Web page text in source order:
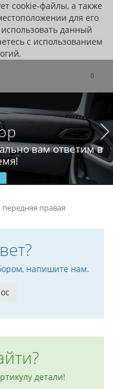
cookie-файлы, а также
для его
данный
с использованием
0
вам ответим в
правая
напишите нам.
детали!